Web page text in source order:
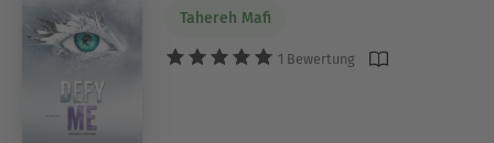
Tahereh Mafi
1 Bewertung